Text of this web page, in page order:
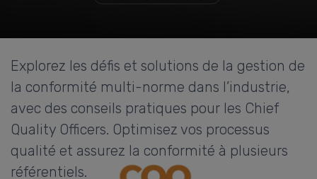
Explorez les défis et solutions de la gestion de
la conformité multi-norme dans l’industrie,
avec des conseils pratiques pour les Chief
Quality Officers. Optimisez vos processus
qualité et assurez la conformité à plusieurs
référentiels.